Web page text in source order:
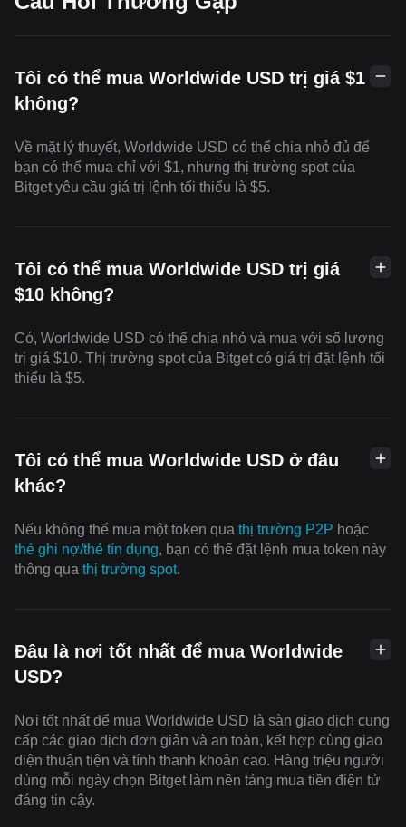
Tôi có thể mua Worldwide USD trị giá $1
không?
Về mặt lý thuyết, Worldwide USD có thể chia nhỏ đủ để
bạn có thể mua chỉ với $1, nhưng thị trường spot của
Bitget yêu cầu giá trị lệnh tối thiểu là $5.
Tôi có thể mua Worldwide USD trị giá
$10 không?
Có, Worldwide USD có thể chia nhỏ và mua với số lượng
trị giá $10. Thị trường spot của Bitget có giá trị đặt lệnh tối
thiểu là $5.
Tôi có thể mua Worldwide USD ở đâu
khác?
Nếu không thể mua một token qua thị trường P2P hoặc
thẻ ghi nợ/thẻ tín dụng, bạn có thể đặt lệnh mua token này
thông qua thị trường spot.
Đâu là nơi tốt nhất để mua Worldwide
USD?
Nơi tốt nhất để mua Worldwide USD là sàn giao dịch cung
cấp các giao dịch đơn giản và an toàn, kết hợp cùng giao
diện thuận tiện và tính thanh khoản cao. Hàng triệu người
dùng mỗi ngày chọn Bitget làm nền tảng mua tiền điện tử
đáng tin cậy.